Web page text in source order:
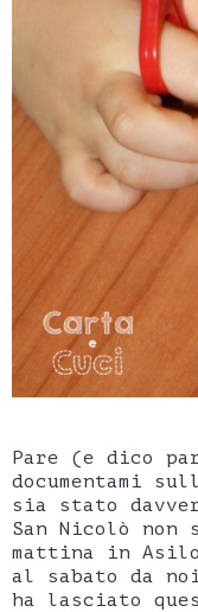
Pare (e dico
documentami
sia stato
San Nicolò
mattina in
al sabato da
ha lasciato